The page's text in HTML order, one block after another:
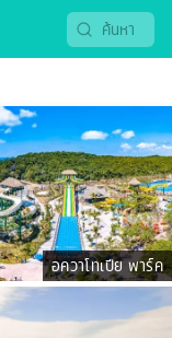
อควาโทเปีย พาร์ค